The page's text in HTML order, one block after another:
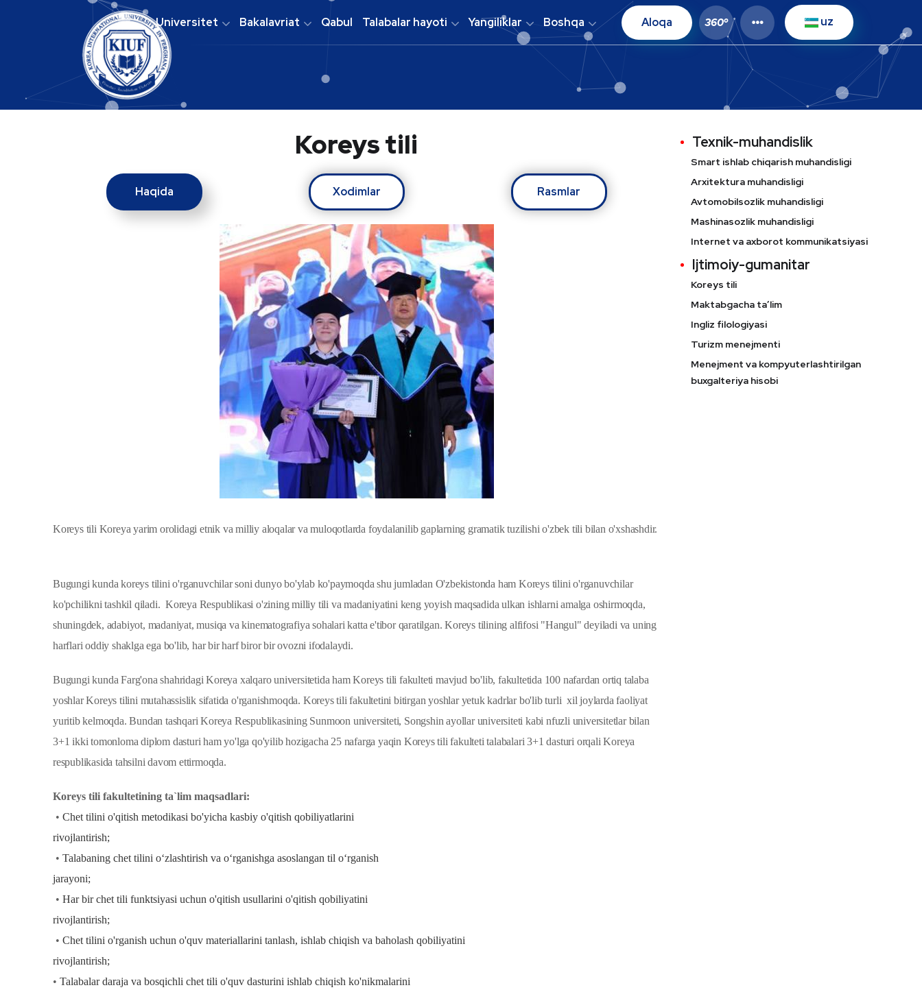
Universitet Bakalavriat Qabul Talabalar hayoti Yangiliklar Boshqa Aloqa 360o uz
Koreys tili
Haqida Xodimlar Rasmlar
Koreys tili Koreya yarim orolidagi etnik va milliy aloqalar va muloqotlarda foydalanilib gaplarning gramatik tuzilishi o'zbek tili bilan o'xshashdir.
Bugungi kunda koreys tilini o'rganuvchilar soni dunyo bo'ylab ko'paymoqda shu jumladan O'zbekistonda ham Koreys tilini o'rganuvchilar
ko'pchilikni tashkil qiladi. Koreya Respublikasi o'zining milliy tili va madaniyatini keng yoyish maqsadida ulkan ishlarni amalga oshirmoqda,
shuningdek, adabiyot, madaniyat, musiqa va kinematografiya sohalari katta e'tibor qaratilgan. Koreys tilining alfifosi "Hangul" deyiladi va uning
harflari oddiy shaklga ega bo'lib, har bir harf biror bir ovozni ifodalaydi.
Bugungi kunda Farg'ona shahridagi Koreya xalqaro universitetida ham Koreys tili fakulteti mavjud bo'lib, fakultetida 100 nafardan ortiq talaba
yoshlar Koreys tilini mutahassislik sifatida o'rganishmoqda. Koreys tili fakultetini bitirgan yoshlar yetuk kadrlar bo'lib turli xil joylarda faoliyat
yuritib kelmoqda. Bundan tashqari Koreya Respublikasining Sunmoon universiteti, Songshin ayollar universiteti kabi nfuzli universitetlar bilan
3+1 ikki tomonloma diplom dasturi ham yo'lga qo'yilib hozigacha 25 nafarga yaqin Koreys tili fakulteti talabalari 3+1 dasturi orqali Koreya
respublikasida tahsilni davom ettirmoqda.
Koreys tili fakultetining ta`lim maqsadlari:
• Chet tilini o'qitish metodikasi bo'yicha kasbiy o'qitish qobiliyatlarini
rivojlantirish;
• Talabaning chet tilini o‘zlashtirish va o‘rganishga asoslangan til o‘rganish
jarayoni;
• Har bir chet tili funktsiyasi uchun o'qitish usullarini o'qitish qobiliyatini
rivojlantirish;
• Chet tilini o'rganish uchun o'quv materiallarini tanlash, ishlab chiqish va baholash qobiliyatini
rivojlantirish;
• Talabalar daraja va bosqichli chet tili o'quv dasturini ishlab chiqish ko'nikmalarini
Texnik-muhandislik
Smart ishlab chiqarish muhandisligi
Arxitektura muhandisligi
Avtomobilsozlik muhandisligi
Mashinasozlik muhandisligi
Internet va axborot kommunikatsiyasi
Ijtimoiy-gumanitar
Koreys tili
Maktabgacha ta’lim
Ingliz filologiyasi
Turizm menejmenti
Menejment va kompyuterlashtirilgan
buxgalteriya hisobi